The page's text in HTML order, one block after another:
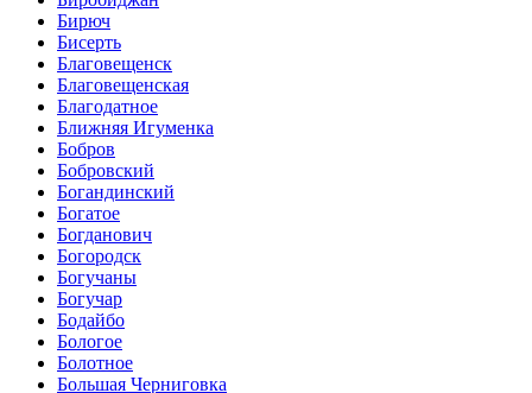
Бирюч
Бисерть
Благовещенск
Благовещенская
Благодатное
Ближняя Игуменка
Бобров
Бобровский
Богандинский
Богатое
Богданович
Богородск
Богучаны
Богучар
Бодайбо
Бологое
Болотное
Большая Черниговка